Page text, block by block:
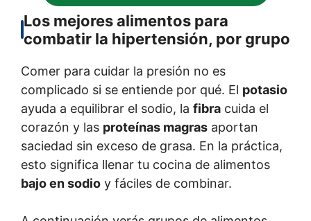
Los mejores alimentos para
combatir la hipertensión, por grupo
Comer para cuidar la presión no es
complicado si se entiende por qué. El potasio
ayuda a equilibrar el sodio, la fibra cuida el
corazón y las proteínas magras aportan
saciedad sin exceso de grasa. En la práctica,
esto significa llenar tu cocina de alimentos
bajo en sodio y fáciles de combinar.